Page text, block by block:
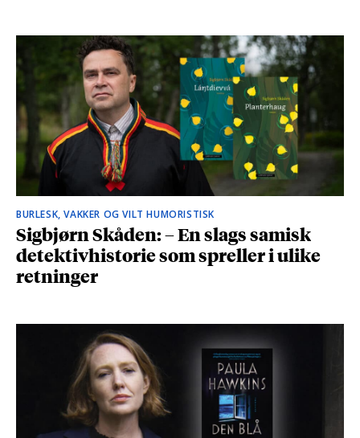
BURLESK, VAKKER OG VILT HUMORISTISK
Sigbjørn Skåden: – En slags samisk
detektivhistorie som spreller i ulike
retninger